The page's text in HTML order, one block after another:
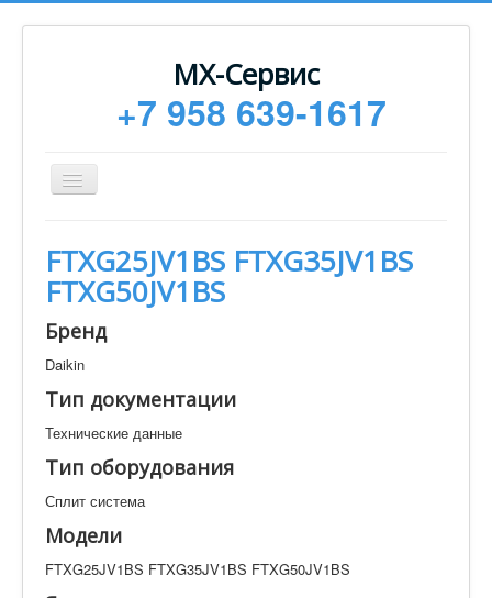
МХ-Сервис
+7 958 639-1617
Toggle
Navigation
Монтаж
Сервисное обслуживание
Техническая документация
Контакты
Техническая документация
FTXG25JV1BS FTXG35JV1BS FTXG50JV1BS
Искать
FTXG25JV1BS FTXG35JV1BS
FTXG50JV1BS
Бренд
Daikin
Тип документации
Технические данные
Тип оборудования
Сплит система
Модели
FTXG25JV1BS FTXG35JV1BS FTXG50JV1BS